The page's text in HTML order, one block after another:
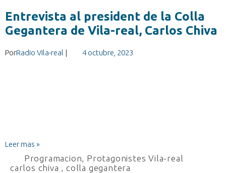
Entrevista al president de la Colla
Gegantera de Vila-real, Carlos Chiva
PorRadio Vila-real | 4 octubre, 2023
Leer mas »
Programacion, Protagonistes Vila-real
carlos chiva ,colla gegantera